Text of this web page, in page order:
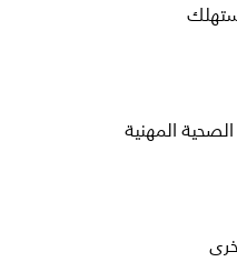
الصحية المهنية